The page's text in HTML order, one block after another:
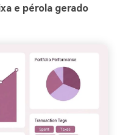
e pérola gerado